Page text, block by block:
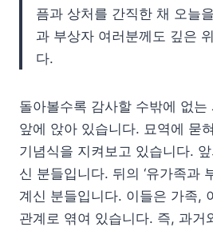
픔과 상처를 간직한 채 오늘
과 부상자 여러분께도 깊은
다.
돌아볼수록 감사할 수밖에 없는
앞에 앉아 있습니다. 묘역에 묻
기념식을 지켜보고 있습니다. 앞
신 분들입니다. 뒤의 ‘유가족과
계신 분들입니다. 이들은 가족,
관계로 엮여 있습니다. 즉, 과거